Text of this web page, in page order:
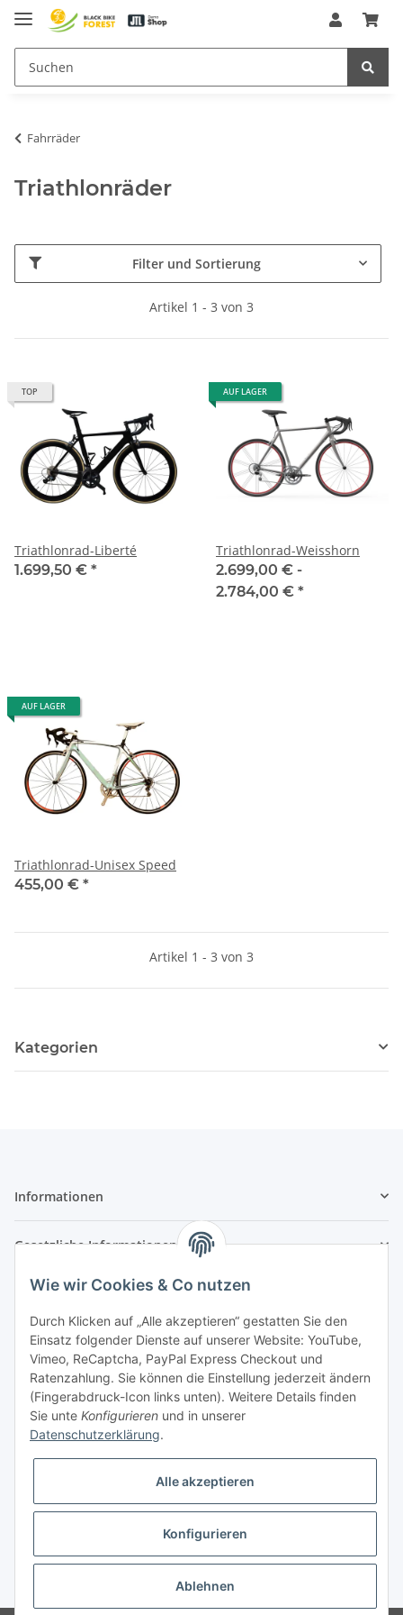
Fahrräder
Triathlonräder
Filter und Sortierung
Artikel 1 - 3 von 3
TOP
Triathlonrad-Liberté
1.699,50 € *
AUF LAGER
Triathlonrad-Weisshorn
2.699,00 € -
2.784,00 € *
AUF LAGER
Triathlonrad-Unisex Speed
455,00 € *
Artikel 1 - 3 von 3
Kategorien
Informationen
Gesetzliche Informationen
dienen ausschließlich der Demonstration des JTL-Shops.
* Alle Preise inkl. gesetzlicher USt., zzgl.Versand
Wie wir Cookies & Co nutzen
Durch Klicken auf „Alle akzeptieren“ gestatten Sie den
Einsatz folgender Dienste auf unserer Website: YouTube,
Vimeo, ReCaptcha, PayPal Express Checkout und
Ratenzahlung. Sie können die Einstellung jederzeit ändern
(Fingerabdruck-Icon links unten). Weitere Details finden
Sie unte Konfigurieren und in unserer
Datenschutzerklärung.
Alle akzeptieren
Konfigurieren
Ablehnen